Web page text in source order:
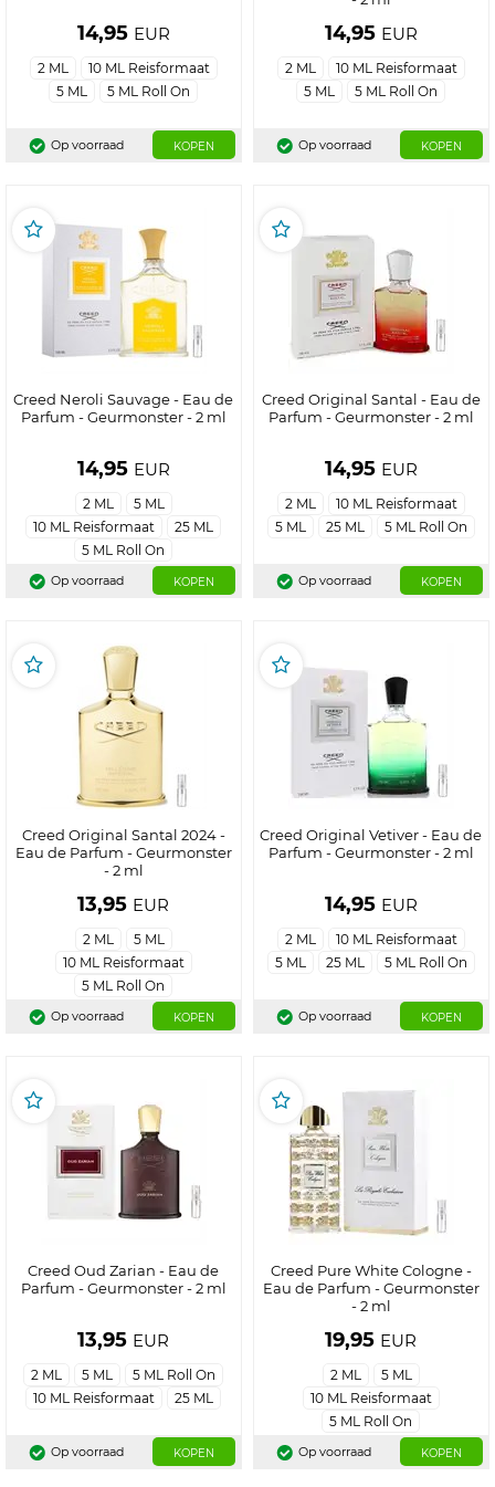
14,95 EUR
2 ML
10 ML Reisformaat
5 ML
5 ML Roll On
Op voorraad KOPEN
14,95 EUR
2 ML
10 ML Reisformaat
5 ML
5 ML Roll On
Op voorraad KOPEN
Creed Neroli Sauvage - Eau de
Parfum - Geurmonster - 2 ml
14,95 EUR
2 ML
5 ML
10 ML Reisformaat
25 ML
5 ML Roll On
Op voorraad KOPEN
Creed Original Santal - Eau de
Parfum - Geurmonster - 2 ml
14,95 EUR
2 ML
10 ML Reisformaat
5 ML
25 ML 5 ML Roll On
Op voorraad KOPEN
Creed Original Santal 2024 -
Eau de Parfum - Geurmonster
- 2 ml
13,95 EUR
2 ML
5 ML
10 ML Reisformaat
5 ML Roll On
Op voorraad KOPEN
Creed Original Vetiver - Eau de
Parfum - Geurmonster - 2 ml
14,95 EUR
2 ML
10 ML Reisformaat
5 ML
25 ML 5 ML Roll On
Op voorraad KOPEN
Creed Oud Zarian - Eau de
Parfum - Geurmonster - 2 ml
13,95 EUR
2 ML 5 ML
5 ML Roll On
10 ML Reisformaat
25 ML
Op voorraad KOPEN
Creed Pure White Cologne -
Eau de Parfum - Geurmonster
- 2 ml
19,95 EUR
2 ML
5 ML
10 ML Reisformaat
5 ML Roll On
Op voorraad KOPEN